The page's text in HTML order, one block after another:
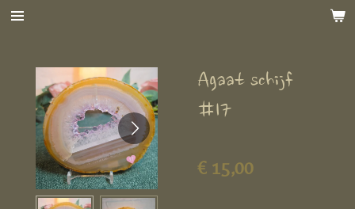
Ga
hoofdinhoud
Agaat schijf
#17
€ 15,00